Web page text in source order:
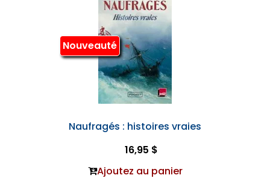
Nouveauté
Naufragés : histoires vraies
16,95 $
Ajoutez au panier